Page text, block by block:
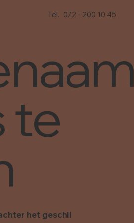
Tel. 072 - 200 10 45
te
het geschil